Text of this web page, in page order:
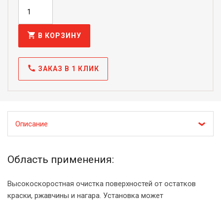
shopping_cart В КОРЗИНУ
call ЗАКАЗ В 1 КЛИК
Описание
Область применения:
Высокоскоростная очистка поверхностей от остатков
краски, ржавчины и нагара. Установка может